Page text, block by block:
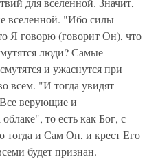
вселенной. "Ибо силы
Я говорю (говорит Он), что
люди? Самые
и ужаснутся при
всем. "И тогда увидят
верующие и
то есть как Бог, с
тогда и Сам Он, и крест Его
будет признан.